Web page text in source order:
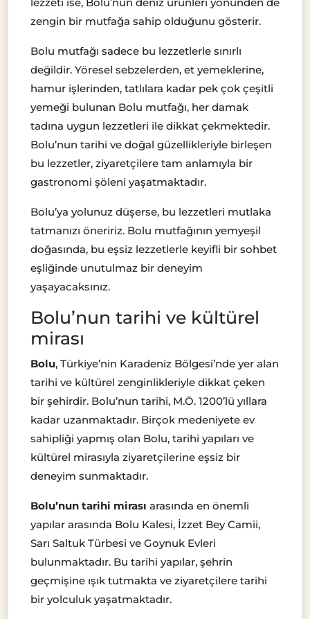
zengin bir mutfağa sahip olduğunu gösterir.
Bolu mutfağı sadece bu lezzetlerle sınırlı
değildir. Yöresel sebzelerden, et yemeklerine,
hamur işlerinden, tatlılara kadar pek çok çeşitli
yemeği bulunan Bolu mutfağı, her damak
tadına uygun lezzetleri ile dikkat çekmektedir.
Bolu’nun tarihi ve doğal güzellikleriyle birleşen
bu lezzetler, ziyaretçilere tam anlamıyla bir
gastronomi şöleni yaşatmaktadır.
Bolu’ya yolunuz düşerse, bu lezzetleri mutlaka
tatmanızı öneririz. Bolu mutfağının yemyeşil
doğasında, bu eşsiz lezzetlerle keyifli bir sohbet
eşliğinde unutulmaz bir deneyim
yaşayacaksınız.
Bolu’nun tarihi ve kültürel
mirası
Bolu, Türkiye’nin Karadeniz Bölgesi’nde yer alan
tarihi ve kültürel zenginlikleriyle dikkat çeken
bir şehirdir. Bolu’nun tarihi, M.Ö. 1200’lü yıllara
kadar uzanmaktadır. Birçok medeniyete ev
sahipliği yapmış olan Bolu, tarihi yapıları ve
kültürel mirasıyla ziyaretçilerine eşsiz bir
deneyim sunmaktadır.
Bolu’nun tarihi mirası arasında en önemli
yapılar arasında Bolu Kalesi, İzzet Bey Camii,
Sarı Saltuk Türbesi ve Goynuk Evleri
bulunmaktadır. Bu tarihi yapılar, şehrin
geçmişine ışık tutmakta ve ziyaretçilere tarihi
bir yolculuk yaşatmaktadır.